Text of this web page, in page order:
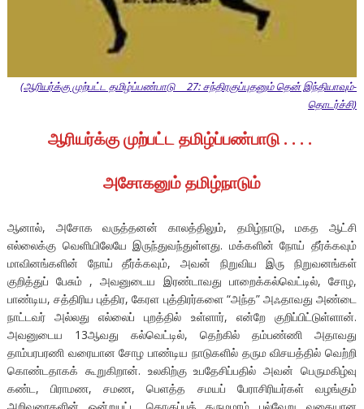
(ஆரியர்க்கு முற்பட்ட தமிழ்ப்பண்பாடு 27: சந்திரகுப்புதனும் தென் இந்தியாவும்-
தொடர்ச்சி)
ஆரியர்க்குமுற்பட்டதமிழ்ப்பண்பாடு. . . .
அசோகனும் தமிழ்நாடும்
ஆனால், அசோக வருத்தனன் காலத்திலும், தமிழ்நாடு, மகத ஆட்சி
எல்லைக்கு வெளியிலேயே இருந்துவந்துள்ளது. மக்களின் நோய் தீர்க்கவும்
மாவினங்களின் நோய் தீர்க்கவும், அவன் நிறுவிய இரு நிறுவனங்கள்
குறித்துப் பேசும் , அவனுடைய இரண்டாவது பாறைக்கல்வெட்டில், சோழ,
பாண்டிய, சத்திரிய புத்திர, கேரள புத்திரர்களை “அந்த” அஃதாவது அண்டை
நாட்டவர் அல்லது எல்லைப் புறத்தில் உள்ளார், என்றே குறிப்பிட்டுள்ளான்.
அவனுடைய 13ஆவது கல்வெட்டில், தெற்கில் தம்பண்ணி அதாவது
தாம்பரபரணி வரையான சோழ பாண்டிய நாடுகளில் தரும விசயத்தில் வெற்றி
கொண்டதாகக் கூறுகிறான். உலகிற்கு உபதேசிப்பதில் அவன் பெருமகிழ்வு
கண்ட, பிராமண, சமண, பெளத்த சமயப் பேராசிரியர்கள் வழங்கும்